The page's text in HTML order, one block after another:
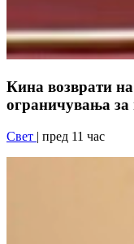
Кина возврати
ограничувања за
Свет | пред 11 час